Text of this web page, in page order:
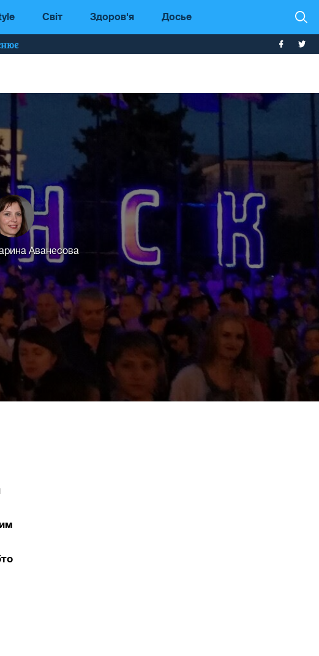
Світ Здоров'я Досье
Аванесова